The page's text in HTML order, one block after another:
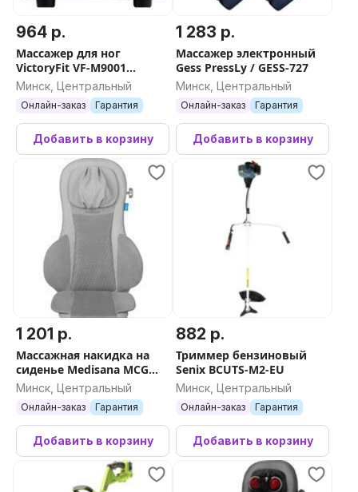
964 р.
Массажер для ног
VictoryFit VF-M9001
(серебристый)
Минск, Центральный
Онлайн-заказ Гарантия
Добавить в корзину
1 283 р.
Массажер электронный
Gess PressLy / GESS-727
Минск, Центральный
Онлайн-заказ Гарантия
Добавить в корзину
1 201 р.
Массажная накидка на
сиденье Medisana MCG
820 (серебристый)
Минск, Центральный
Онлайн-заказ Гарантия
Добавить в корзину
882 р.
Триммер бензиновый
Senix BCUTS-M2-EU
Минск, Центральный
Онлайн-заказ Гарантия
Добавить в корзину